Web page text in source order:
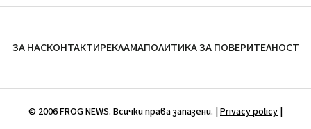
ЗА НАСКОНТАКТИРЕКЛАМАПОЛИТИКА ЗА ПОВЕРИТЕЛНОСТ
© 2006 FROG NEWS. Всички права запазени. | Privacy policy